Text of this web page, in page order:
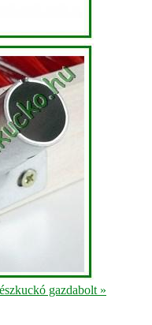
gazdabolt »